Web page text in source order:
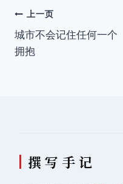
文
章
上一页
城市不会记住任何一个
拥抱
撰 写 手 记